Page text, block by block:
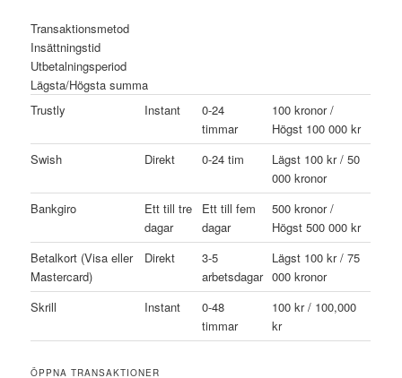
Transaktionsmetod
Insättningstid
Utbetalningsperiod
Lägsta/Högsta summa
Trustly
Instant
0-24
timmar
100 kronor /
Högst 100 000 kr
Swish
Direkt 0-24 tim
Lägst 100 kr / 50
000 kronor
Bankgiro
Ett till tre
dagar
Ett till fem
dagar
500 kronor /
Högst 500 000 kr
Betalkort (Visa eller
Mastercard)
Direkt
3-5
arbetsdagar
Lägst 100 kr / 75
000 kronor
Skrill
Instant
0-48
timmar
100 kr / 100,000
kr
ÖPPNA TRANSAKTIONER